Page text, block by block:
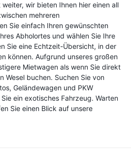
wir bieten Ihnen hier einen all
mehreren
Sie einfach Ihren gewünschten
Abholortes und wählen Sie Ihre
Sie eine Echtzeit-Übersicht, in der
können. Aufgrund unseres großen
Mietwagen als wenn Sie direkt
Wesel buchen. Suchen Sie von
Geländewagen und PKW
ein exotisches Fahrzeug. Warten
Sie einen Blick auf unsere